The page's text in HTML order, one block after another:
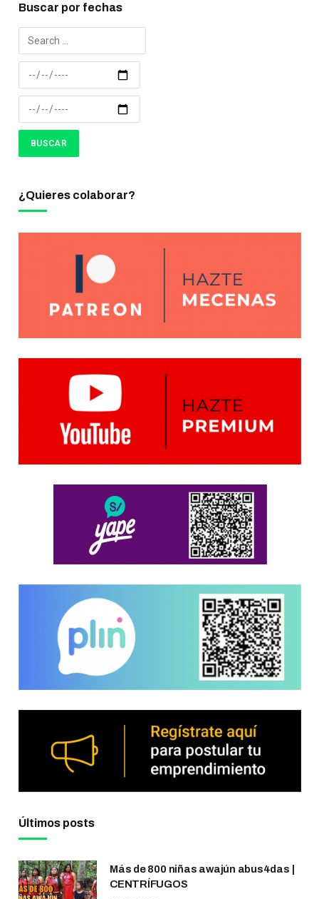
Buscar por fechas
¿Quieres colaborar?
Últimos posts
Más de 800 niñas awajún abus4das |
CENTRÍFUGOS